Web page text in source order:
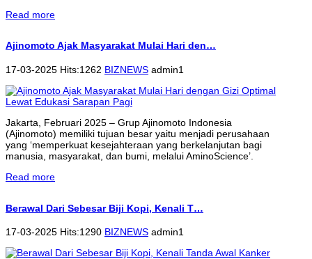
Read more
Ajinomoto Ajak Masyarakat Mulai Hari den…
17-03-2025 Hits:1262 BIZNEWS admin1
Jakarta, Februari 2025 – Grup Ajinomoto Indonesia
(Ajinomoto) memiliki tujuan besar yaitu menjadi perusahaan
yang ‘memperkuat kesejahteraan yang berkelanjutan bagi
manusia, masyarakat, dan bumi, melalui AminoScience’.
Read more
Berawal Dari Sebesar Biji Kopi, Kenali T…
17-03-2025 Hits:1290 BIZNEWS admin1